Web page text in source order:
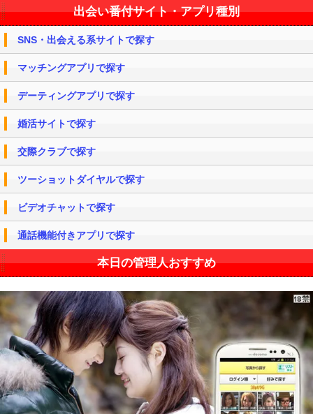
出会い番付サイト・アプリ種別
SNS・出会える系サイトで探す
マッチングアプリで探す
デーティングアプリで探す
婚活サイトで探す
交際クラブで探す
ツーショットダイヤルで探す
ビデオチャットで探す
通話機能付きアプリで探す
本日の管理人おすすめ